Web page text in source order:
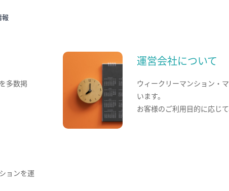
多数掲
運営会社について
ウィークリーマンション・
います。
お客様のご利用目的に応じ
ョンを運